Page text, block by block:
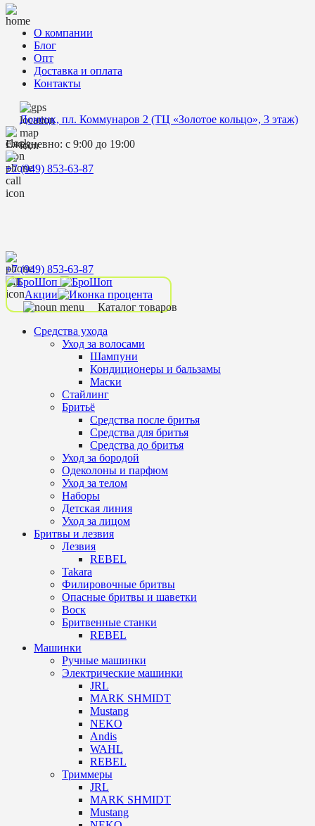
О компании
Блог
Опт
Доставка и оплата
Контакты
Донецк, пл. Коммунаров 2 (ТЦ «Золотое кольцо», 3 этаж)
Ежедневно: с 9:00 до 19:00
+7 (949) 853-63-87
+7 (949) 853-63-87
Акции
Каталог товаров
Средства ухода
Уход за волосами
Шампуни
Кондиционеры и бальзамы
Маски
Стайлинг
Бритьё
Средства после бритья
Средства для бритья
Средства до бритья
Уход за бородой
Одеколоны и парфюм
Уход за телом
Наборы
Детская линия
Уход за лицом
Бритвы и лезвия
Лезвия
REBEL
Takara
Филировочные бритвы
Опасные бритвы и шаветки
Воск
Бритвенные станки
REBEL
Машинки
Ручные машинки
Электрические машинки
JRL
MARK SHMIDT
Mustang
NEKO
Andis
WAHL
REBEL
Триммеры
JRL
MARK SHMIDT
Mustang